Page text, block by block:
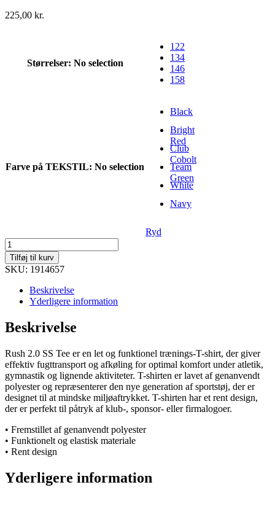
225,00 kr.
Størrelser: No selection
122
134
146
158
Farve på TEKSTIL: No selection
Black
Bright
Red
Club
Cobolt
Team
Green
White
Navy
Ryd
Rush
2.0
Ss
Tee
antal
Tilføj til kurv
SKU: 1914657
Beskrivelse
Yderligere information
Beskrivelse
Rush 2.0 SS Tee er en let og funktionel trænings-T-shirt, der giver
effektiv fugttransport og afkøling for optimal komfort under atletik,
gymnastik og lignende aktiviteter. T-shirten er lavet af genanvendt
polyester og repræsenterer den nye generation af sportstøj, der er
designet til at mindske miljøaftrykket. T-shirten har et rent design,
der er perfekt til påtryk af klub-, sponsor- eller firmalogoer.
• Fremstillet af genanvendt polyester
• Funktionelt og elastisk materiale
• Rent design
Yderligere information